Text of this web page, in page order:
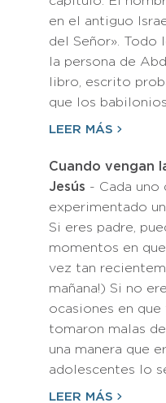
en el antiguo
del Señor». Todo
la persona de
libro, escrito
que los
LEER MÁS
Cuando vengan
Jesús - Cada uno
experimentado
Si eres padre,
momentos en
vez tan
mañana!) Si no
ocasiones en
tomaron malas
una manera que
adolescentes lo
LEER MÁS